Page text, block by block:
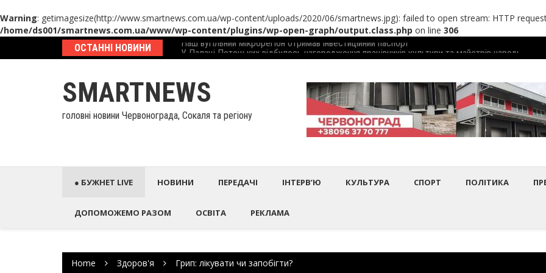
Warning: getimagesize(http://www.smartnews.com.ua/wp-content/uploads/2020/06/smartnews.jpg): failed to open stream: HTTP
/home/ds001/smartnews.com.ua/www/wp-content/plugins/wp-open-graph/output.class.php on line 306
ОСТАННІ НОВИНИ У Палаці Потоцьких відбулось нагородження працівників культури та майстрів народного
SMARTNEWS
головні новини Червонограда, Сокаля та регіону
● БУЖНЕТ LIVE НОВИНИ ПЕРЕДАЧІ ІНТЕРВ’Ю КУЛЬТУРА СПОРТ ПОЛІТИКА
ДОПОМОЖЕМО РАЗОМ ОСВІТА РЕКЛАМА
Home Здоров'я Грип: лікувати чи запобігти?